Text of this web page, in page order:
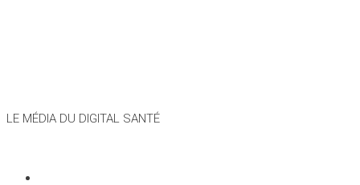
LE MÉDIA DU DIGITAL SANTÉ